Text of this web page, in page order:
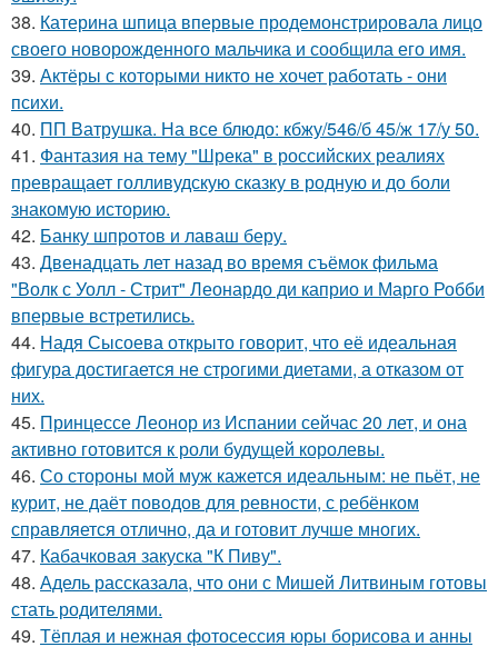
38. Катерина шпица впервые продемонстрировала лицо
своего новорожденного мальчика и сообщила его имя.
39. Актёры с которыми никто не хочет работать - они
психи.
40. ПП Ватрушка. На все блюдо: кбжу/546/б 45/ж 17/у 50.
41. Фантазия на тему "Шрека" в российских реалиях
превращает голливудскую сказку в родную и до боли
знакомую историю.
42. Банку шпротов и лаваш беру.
43. Двенадцать лет назад во время съёмок фильма
"Волк с Уолл - Стрит" Леонардо ди каприо и Марго Робби
впервые встретились.
44. Надя Сысоева открыто говорит, что её идеальная
фигура достигается не строгими диетами, а отказом от
них.
45. Принцессе Леонор из Испании сейчас 20 лет, и она
активно готовится к роли будущей королевы.
46. Со стороны мой муж кажется идеальным: не пьёт, не
курит, не даёт поводов для ревности, с ребёнком
справляется отлично, да и готовит лучше многих.
47. Кабачковая закуска "К Пиву".
48. Адель рассказала, что они с Мишей Литвиным готовы
стать родителями.
49. Тёплая и нежная фотосессия юры борисова и анны